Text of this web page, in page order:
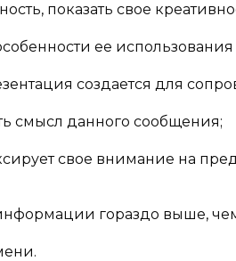
показать свое
ее использования
создается для
смысл данного сообщения;
свое внимание на
гораздо выше,